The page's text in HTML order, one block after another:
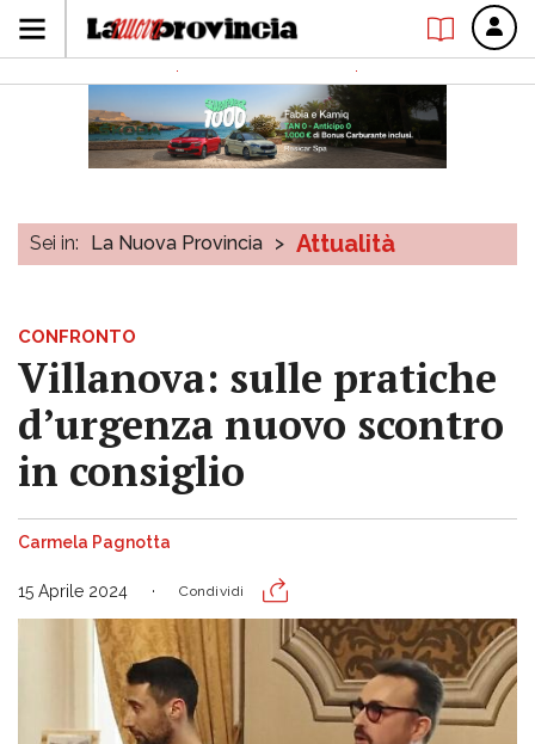
Sei in: La Nuova Provincia > Attualità
CONFRONTO
Villanova: sulle pratiche
d’urgenza nuovo scontro
in consiglio
Carmela Pagnotta
15 Aprile 2024 Condividi